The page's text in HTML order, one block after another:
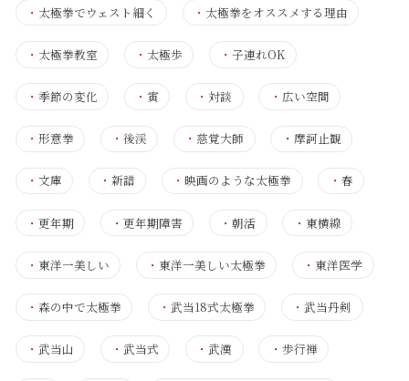
・ 太極拳でウェスト細く ・ 太極拳をオススメする理由
・ 太極拳教室 ・ 太極歩 ・子連れOK
・ 季節の変化 ・ 寅 ・対談 ・ 広い空間
・ 形意拳 ・後渓 ・ 慈覚大師 ・ 摩訶止観
・ 文庫 ・新譜 ・映画のような太極拳 ・ 春
・ 更年期 ・更年期障害 ・朝活 ・ 東横線
・ 東洋一美しい ・ 東洋一美しい太極拳 ・ 東洋医学
・ 森の中で太極拳 ・武当18式太極拳 ・武当丹剣
・ 武当山 ・武当式 ・武漢 ・ 歩行禅